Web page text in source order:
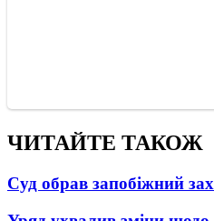
ЧИТАЙТЕ ТАКОЖ
Суд обрав запобіжний